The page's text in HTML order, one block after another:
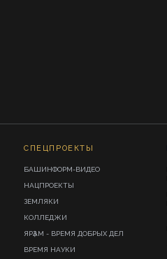
СПЕЦПРОЕКТЫ
БАШИНФОРМ-ВИДЕО
НАЦПРОЕКТЫ
ЗЕМЛЯКИ
КОЛЛЕДЖИ
ЯРҘАМ - ВРЕМЯ ДОБРЫХ ДЕЛ
ВРЕМЯ НАУКИ